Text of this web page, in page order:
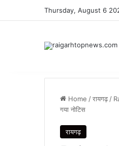
Thursday, August 6
Home /रायगढ़ /
गया नोटिस
रायगढ़